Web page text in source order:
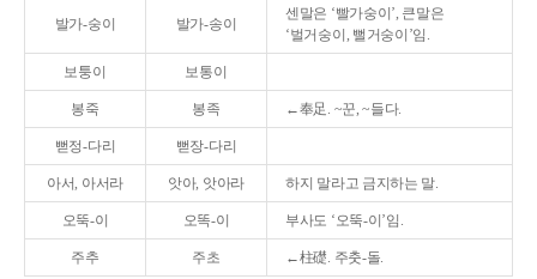
발가-숭이 발가-송이
센말은 ‘빨가숭이’, 큰말은
‘벌거숭이, 뻘거숭이’임.
보퉁이 보통이
봉죽 봉족 ←奉足. ~꾼, ~들다.
뻗정-다리 뻗장-다리
아서, 아서라 앗아, 앗아라 하지 말라고 금지하는 말.
오뚝-이 오똑-이 부사도 ‘오뚝-이’임.
주추 주초 ←柱礎. 주춧-돌.